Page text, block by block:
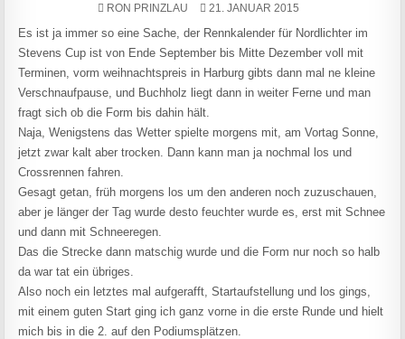
AUTHOR:
RON PRINZLAU PUBLISHED DATE:
21. JANUAR 2015
Es ist ja immer so eine Sache, der Rennkalender für Nordlichter im
Stevens Cup ist von Ende September bis Mitte Dezember voll mit
Terminen, vorm weihnachtspreis in Harburg gibts dann mal ne kleine
Verschnaufpause, und Buchholz liegt dann in weiter Ferne und man
fragt sich ob die Form bis dahin hält.
Naja, Wenigstens das Wetter spielte morgens mit, am Vortag Sonne,
jetzt zwar kalt aber trocken. Dann kann man ja nochmal los und
Crossrennen fahren.
Gesagt getan, früh morgens los um den anderen noch zuzuschauen,
aber je länger der Tag wurde desto feuchter wurde es, erst mit Schnee
und dann mit Schneeregen.
Das die Strecke dann matschig wurde und die Form nur noch so halb
da war tat ein übriges.
Also noch ein letztes mal aufgerafft, Startaufstellung und los gings,
mit einem guten Start ging ich ganz vorne in die erste Runde und hielt
mich bis in die 2. auf den Podiumsplätzen.